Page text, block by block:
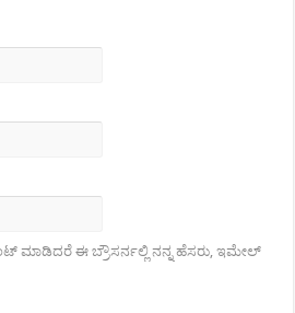
ಮಾಡಿದರೆ ಈ ಬ್ರೌಸರ್ನಲ್ಲಿ ನನ್ನ ಹೆಸರು, ಇಮೇಲ್